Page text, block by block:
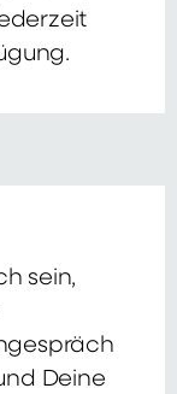
sein,
Deine